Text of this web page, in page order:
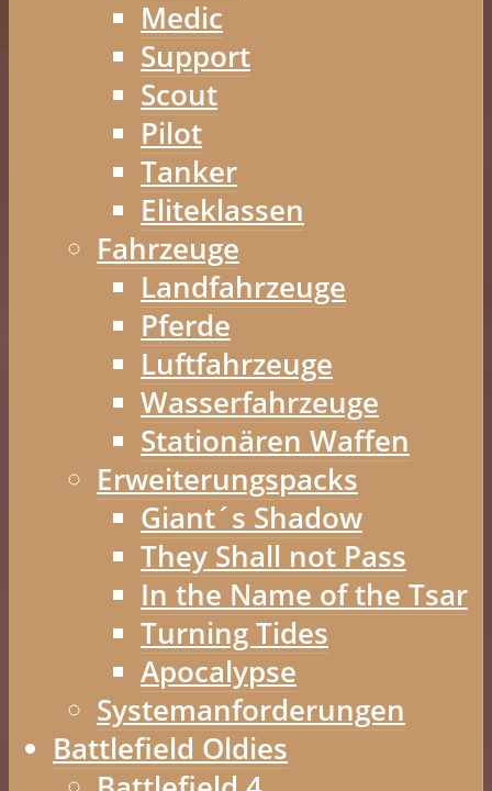
Medic
Support
Scout
Pilot
Tanker
Eliteklassen
Fahrzeuge
Landfahrzeuge
Pferde
Luftfahrzeuge
Wasserfahrzeuge
Stationären Waffen
Erweiterungspacks
Giant´s Shadow
They Shall not Pass
In the Name of the Tsar
Turning Tides
Apocalypse
Systemanforderungen
Battlefield Oldies